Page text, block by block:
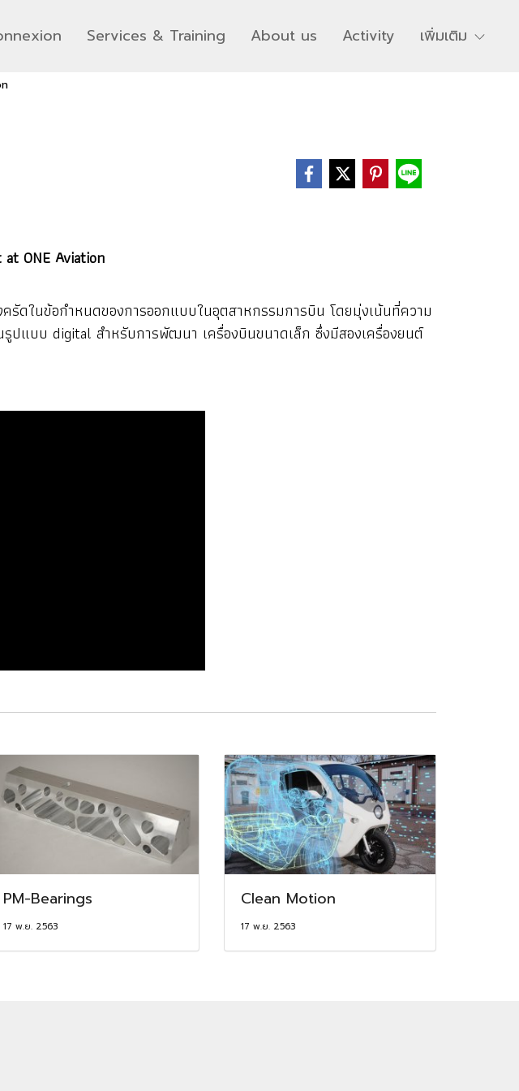
Services & Training About us Activity เพิ่มเติม
ONE Aviation
รัดในข้อกำหนดของการออกแบบในอุตสาหกรรมการบิน โดยมุ่งเน้นที่ความ
ปแบบ digital สำหรับการพัฒนา เครื่องบินขนาดเล็ก ซึ่งมีสองเครื่องยนต์
PM-Bearings
17 พ.ย. 2563
Clean Motion
17 พ.ย. 2563